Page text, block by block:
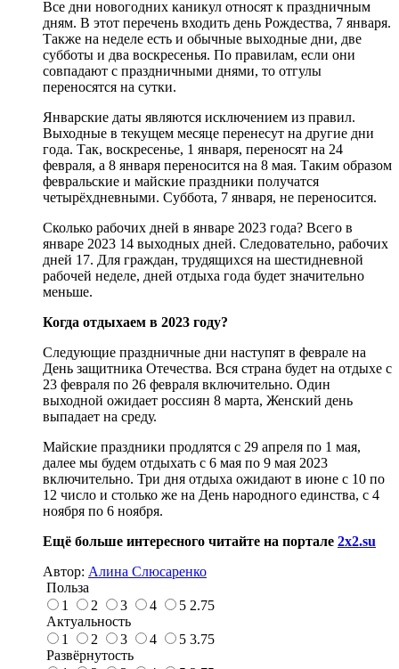
Все дни новогодних каникул относят к праздничным
дням. В этот перечень входить день Рождества, 7 января.
Также на неделе есть и обычные выходные дни, две
субботы и два воскресенья. По правилам, если они
совпадают с праздничными днями, то отгулы
переносятся на сутки.
Январские даты являются исключением из правил.
Выходные в текущем месяце перенесут на другие дни
года. Так, воскресенье, 1 января, переносят на 24
февраля, а 8 января переносится на 8 мая. Таким образом
февральские и майские праздники получатся
четырёхдневными. Суббота, 7 января, не переносится.
Сколько рабочих дней в январе 2023 года? Всего в
январе 2023 14 выходных дней. Следовательно, рабочих
дней 17. Для граждан, трудящихся на шестидневной
рабочей неделе, дней отдыха года будет значительно
меньше.
Когда отдыхаем в 2023 году?
Следующие праздничные дни наступят в феврале на
День защитника Отечества. Вся страна будет на отдыхе с
23 февраля по 26 февраля включительно. Один
выходной ожидает россиян 8 марта, Женский день
выпадает на среду.
Майские праздники продлятся с 29 апреля по 1 мая,
далее мы будем отдыхать с 6 мая по 9 мая 2023
включительно. Три дня отдыха ожидают в июне с 10 по
12 число и столько же на День народного единства, с 4
ноября по 6 ноября.
Ещё больше интересного читайте на портале 2x2.su
Автор: Алина Слюсаренко
Польза
1
2 3 4 5 2.75
Актуальность
1
2 3 4 5 3.75
Развёрнутость